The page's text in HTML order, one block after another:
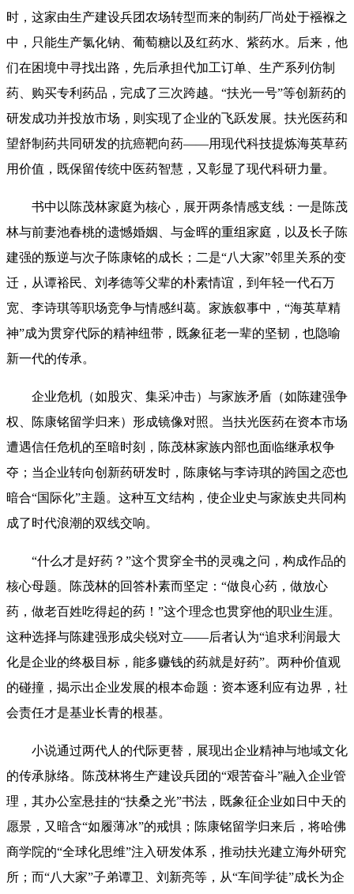
时，这家由生产建设兵团农场转型而来的制药厂尚处于襁褓之
中，只能生产氯化钠、葡萄糖以及红药水、紫药水。后来，他
们在困境中寻找出路，先后承担代加工订单、生产系列仿制
药、购买专利药品，完成了三次跨越。“扶光一号”等创新药的
研发成功并投放市场，则实现了企业的飞跃发展。扶光医药和
望舒制药共同研发的抗癌靶向药——用现代科技提炼海英草药
用价值，既保留传统中医药智慧，又彰显了现代科研力量。
书中以陈茂林家庭为核心，展开两条情感支线：一是陈茂
林与前妻池春桃的遗憾婚姻、与金晖的重组家庭，以及长子陈
建强的叛逆与次子陈康铭的成长；二是“八大家”邻里关系的变
迁，从谭裕民、刘孝德等父辈的朴素情谊，到年轻一代石万
宽、李诗琪等职场竞争与情感纠葛。家族叙事中，“海英草精
神”成为贯穿代际的精神纽带，既象征老一辈的坚韧，也隐喻
新一代的传承。
企业危机（如股灾、集采冲击）与家族矛盾（如陈建强争
权、陈康铭留学归来）形成镜像对照。当扶光医药在资本市场
遭遇信任危机的至暗时刻，陈茂林家族内部也面临继承权争
夺；当企业转向创新药研发时，陈康铭与李诗琪的跨国之恋也
暗合“国际化”主题。这种互文结构，使企业史与家族史共同构
成了时代浪潮的双线交响。
“什么才是好药？”这个贯穿全书的灵魂之问，构成作品的
核心母题。陈茂林的回答朴素而坚定：“做良心药，做放心
药，做老百姓吃得起的药！”这个理念也贯穿他的职业生涯。
这种选择与陈建强形成尖锐对立——后者认为“追求利润最大
化是企业的终极目标，能多赚钱的药就是好药”。两种价值观
的碰撞，揭示出企业发展的根本命题：资本逐利应有边界，社
会责任才是基业长青的根基。
小说通过两代人的代际更替，展现出企业精神与地域文化
的传承脉络。陈茂林将生产建设兵团的“艰苦奋斗”融入企业管
理，其办公室悬挂的“扶桑之光”书法，既象征企业如日中天的
愿景，又暗含“如履薄冰”的戒惧；陈康铭留学归来后，将哈佛
商学院的“全球化思维”注入研发体系，推动扶光建立海外研究
所；而“八大家”子弟谭卫、刘新亮等，从“车间学徒”成长为企